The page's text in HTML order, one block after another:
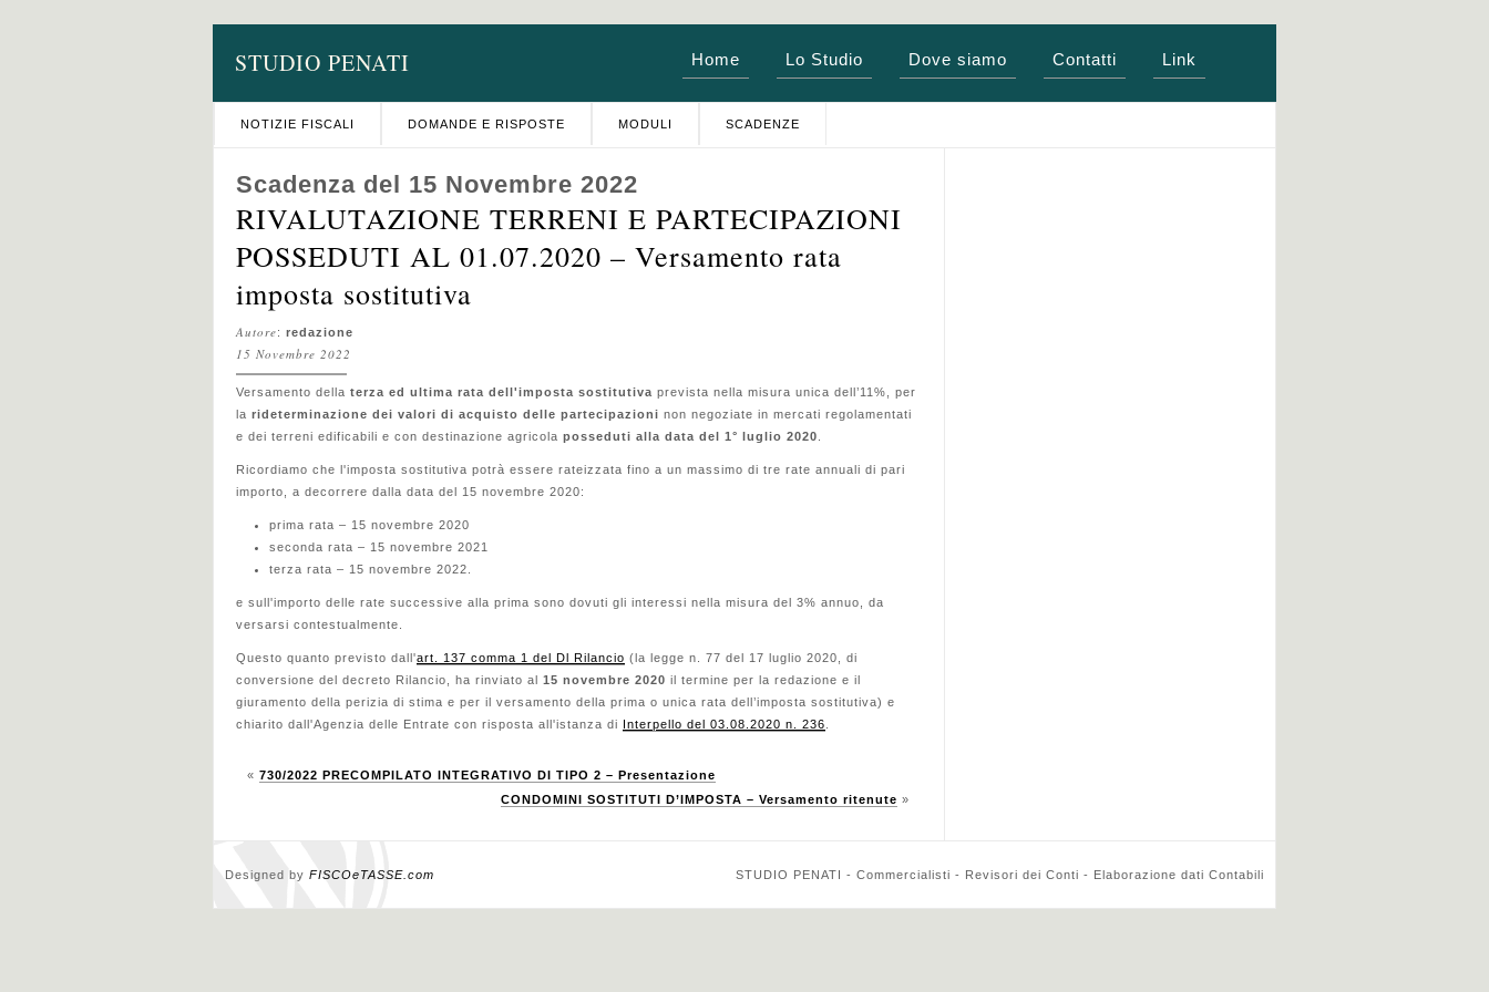
STUDIO PENATI Home Lo Studio Dove siamo Contatti Link
NOTIZIE FISCALI DOMANDE E RISPOSTE MODULI SCADENZE
Scadenza del 15 Novembre 2022
RIVALUTAZIONE TERRENI E PARTECIPAZIONI
POSSEDUTI AL 01.07.2020 – Versamento rata
imposta sostitutiva
Autore: redazione
15 Novembre 2022
Versamento della terza ed ultima rata dell'imposta sostitutiva prevista nella misura unica dell’11%, per
la rideterminazione dei valori di acquisto delle partecipazioni non negoziate in mercati regolamentati
e dei terreni edificabili e con destinazione agricola posseduti alla data del 1° luglio 2020
Ricordiamo che l'imposta sostitutiva potrà essere rateizzata fino a un massimo di tre rate annuali di pari
importo, a decorrere dalla data del 15 novembre 2020:
prima rata – 15 novembre 2020
seconda rata – 15 novembre 2021
terza rata – 15 novembre 2022.
e sull'importo delle rate successive alla prima sono dovuti gli interessi nella misura del 3% annuo, da
versarsi contestualmente.
Questo quanto previsto dall'art. 137 comma 1 del Dl Rilancio (la legge n. 77 del 17 luglio 2020, di
conversione del decreto Rilancio, ha rinviato al 15 novembre 2020 il termine per la redazione e il
giuramento della perizia di stima e per il versamento della prima o unica rata dell’imposta sostitutiva) e
chiarito dall'Agenzia delle Entrate con risposta all'istanza di Interpello del 03.08.2020 n. 236
« 730/2022 PRECOMPILATO INTEGRATIVO DI TIPO 2 – Presentazione
CONDOMINI SOSTITUTI D’IMPOSTA – Versamento ritenute »
Designed by FISCOeTASSE.com STUDIO PENATI - Commercialisti - Revisori dei Conti - Elaborazione dati Contabili